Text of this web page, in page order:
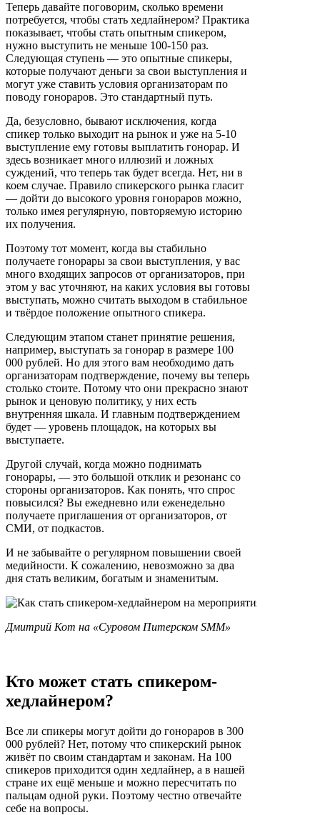
Теперь давайте поговорим, сколько времени
потребуется, чтобы стать хедлайнером? Практика
показывает, чтобы стать опытным спикером,
нужно выступить не меньше 100-150 раз.
Следующая ступень — это опытные спикеры,
которые получают деньги за свои выступления и
могут уже ставить условия организаторам по
поводу гонораров. Это стандартный путь.
Да, безусловно, бывают исключения, когда
спикер только выходит на рынок и уже на 5-10
выступление ему готовы выплатить гонорар. И
здесь возникает много иллюзий и ложных
суждений, что теперь так будет всегда. Нет, ни в
коем случае. Правило спикерского рынка гласит
— дойти до высокого уровня гонораров можно,
только имея регулярную, повторяемую историю
их получения.
Поэтому тот момент, когда вы стабильно
получаете гонорары за свои выступления, у вас
много входящих запросов от организаторов, при
этом у вас уточняют, на каких условия вы готовы
выступать, можно считать выходом в стабильное
и твёрдое положение опытного спикера.
Следующим этапом станет принятие решения,
например, выступать за гонорар в размере 100
000 рублей. Но для этого вам необходимо дать
организаторам подтверждение, почему вы теперь
столько стоите. Потому что они прекрасно знают
рынок и ценовую политику, у них есть
внутренняя шкала. И главным подтверждением
будет — уровень площадок, на которых вы
выступаете.
Другой случай, когда можно поднимать
гонорары, — это большой отклик и резонанс со
стороны организаторов. Как понять, что спрос
повысился? Вы ежедневно или еженедельно
получаете приглашения от организаторов, от
СМИ, от подкастов.
И не забывайте о регулярном повышении своей
медийности. К сожалению, невозможно за два
дня стать великим, богатым и знаменитым.
Дмитрий Кот на «Суровом Питерском SMM»
Кто может стать спикером-
хедлайнером?
Все ли спикеры могут дойти до гонораров в 300
000 рублей? Нет, потому что спикерский рынок
живёт по своим стандартам и законам. На 100
спикеров приходится один хедлайнер, а в нашей
стране их ещё меньше и можно пересчитать по
пальцам одной руки. Поэтому честно отвечайте
себе на вопросы.